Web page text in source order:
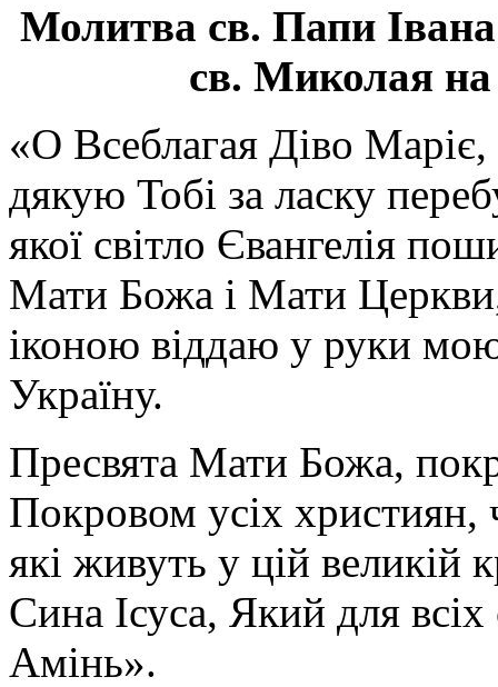
Молитва св. Папи
св. Миколая на
«О Всеблагая Діво
дякую Тобі за ласку
якої світло Євангелія
Мати Божа і Мати
іконою віддаю у руки
Україну.
Пресвята Мати Божа,
Покровом усіх християн,
які живуть у цій великій
Сина Ісуса, Який для
Амінь».